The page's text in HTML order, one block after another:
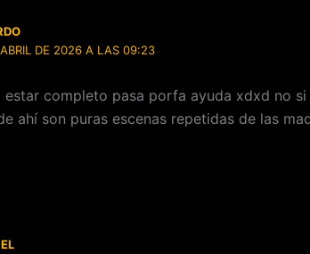
DE 2026 A LAS 09:23
estar completo pasa porfa ayuda xdxd no
ahí son puras escenas repetidas de las